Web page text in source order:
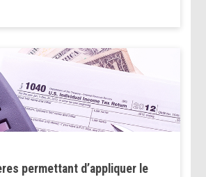
permettant d’appliquer le